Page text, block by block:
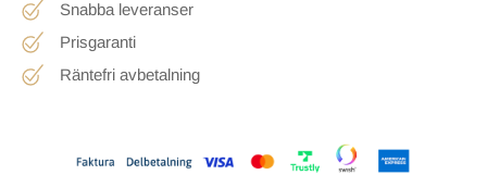
Snabba leveranser
Prisgaranti
Räntefri avbetalning